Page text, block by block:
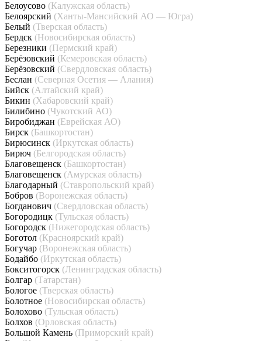
Белоусово (Калужская область)
Белоярский (Ханты-Мансийский АО — Югра)
Белый (Тверская область)
Бердск (Новосибирская область)
Березники (Пермский край)
Берёзовский (Кемеровская область)
Берёзовский (Свердловская область)
Беслан (Северная Осетия — Алания)
Бийск (Алтайский край)
Бикин (Хабаровский край)
Билибино (Чукотский АО)
Биробиджан (Еврейская АО)
Бирск (Башкортостан)
Бирюсинск (Иркутская область)
Бирюч (Белгородская область)
Благовещенск (Башкортостан)
Благовещенск (Амурская область)
Благодарный (Ставропольский край)
Бобров (Воронежская область)
Богданович (Свердловская область)
Богородицк (Тульская область)
Богородск (Нижегородская область)
Боготол (Красноярский край)
Богучар (Воронежская область)
Бодайбо (Иркутская область)
Бокситогорск (Ленинградская область)
Болгар (Татарстан)
Бологое (Тверская область)
Болотное (Новосибирская область)
Болохово (Тульская область)
Болхов (Орловская область)
Большой Камень (Приморский край)